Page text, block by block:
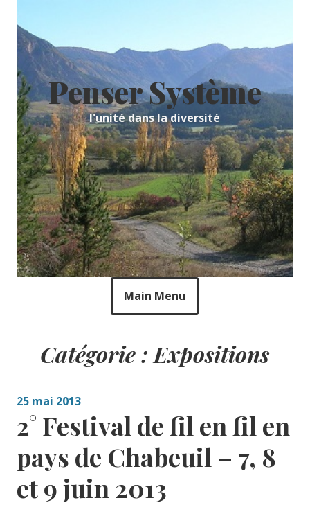
content
Penser Système
l'unité dans la diversité
Main Menu
Catégorie : Expositions
25 mai 2013
2° Festival de fil en fil en
pays de Chabeuil – 7, 8
et 9 juin 2013